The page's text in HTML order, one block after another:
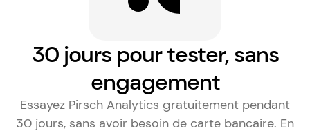
30 jours pour tester, sans
engagement
Essayez Pirsch Analytics gratuitement pendant
30 jours, sans avoir besoin de carte bancaire. En